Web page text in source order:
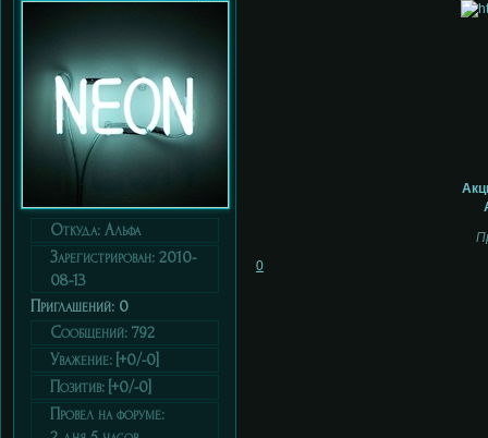
Откуда: Альфа
Зарегистрирован: 2010-
08-13
Приглашений: 0
Сообщений: 792
Уважение: [+0/-0]
Позитив: [+0/-0]
Провел на форуме:
0